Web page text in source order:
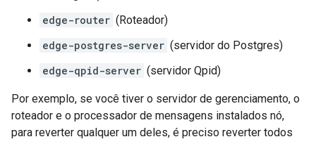
edge-router (Roteador)
edge-postgres-server (servidor do Postgres)
edge-qpid-server (servidor Qpid)
Por exemplo, se você tiver o servidor de gerenciamento, o
roteador e o processador de mensagens instalados nó,
para reverter qualquer um deles, é preciso reverter todos